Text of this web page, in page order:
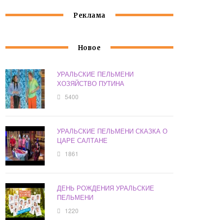
Реклама
Новое
УРАЛЬСКИЕ ПЕЛЬМЕНИ
ХОЗЯЙСТВО ПУТИНА
5400
УРАЛЬСКИЕ ПЕЛЬМЕНИ СКАЗКА О
ЦАРЕ САЛТАНЕ
1861
ДЕНЬ РОЖДЕНИЯ УРАЛЬСКИЕ
ПЕЛЬМЕНИ
1220